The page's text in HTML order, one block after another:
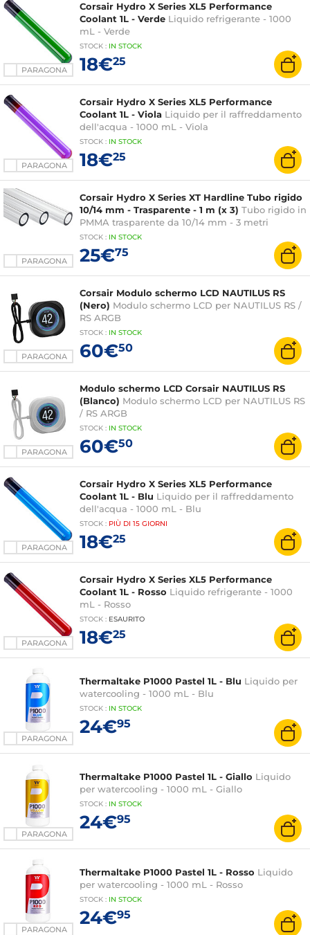
PARAGONA
Corsair Hydro X Series XL5 Performance
Coolant 1L - Verde Liquido refrigerante - 1000
mL - Verde
STOCK : IN STOCK
18€25
PARAGONA
Corsair Hydro X Series XL5 Performance
Coolant 1L - Viola Liquido per il raffreddamento
dell'acqua - 1000 mL - Viola
STOCK : IN STOCK
18€25
PARAGONA
Corsair Hydro X Series XT Hardline Tubo rigido
10/14 mm - Trasparente - 1 m (x 3) Tubo rigido in
PMMA trasparente da 10/14 mm - 3 metri
STOCK : IN STOCK
25€75
PARAGONA
Corsair Modulo schermo LCD NAUTILUS RS
(Nero) Modulo schermo LCD per NAUTILUS RS /
RS ARGB
STOCK : IN STOCK
60€50
PARAGONA
Modulo schermo LCD Corsair NAUTILUS RS
(Blanco) Modulo schermo LCD per NAUTILUS RS
/ RS ARGB
STOCK : IN STOCK
60€50
PARAGONA
Corsair Hydro X Series XL5 Performance
Coolant 1L - Blu Liquido per il raffreddamento
dell'acqua - 1000 mL - Blu
STOCK : PIÙ DI 15 GIORNI
18€25
PARAGONA
Corsair Hydro X Series XL5 Performance
Coolant 1L - Rosso Liquido refrigerante - 1000
mL - Rosso
STOCK : ESAURITO
18€25
PARAGONA
Thermaltake P1000 Pastel 1L - Blu Liquido per
watercooling - 1000 mL - Blu
STOCK : IN STOCK
24€95
PARAGONA
Thermaltake P1000 Pastel 1L - Giallo Liquido
per watercooling - 1000 mL - Giallo
STOCK : IN STOCK
24€95
PARAGONA
Thermaltake P1000 Pastel 1L - Rosso Liquido
per watercooling - 1000 mL - Rosso
STOCK : IN STOCK
24€95